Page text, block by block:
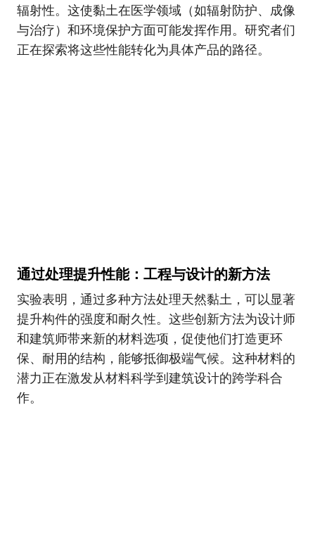
辐射性。这使黏土在医学领域（如辐射防护、成像
与治疗）和环境保护方面可能发挥作用。研究者们
正在探索将这些性能转化为具体产品的路径。
通过处理提升性能：工程与设计的新方法
实验表明，通过多种方法处理天然黏土，可以显著
提升构件的强度和耐久性。这些创新方法为设计师
和建筑师带来新的材料选项，促使他们打造更环
保、耐用的结构，能够抵御极端气候。这种材料的
潜力正在激发从材料科学到建筑设计的跨学科合
作。